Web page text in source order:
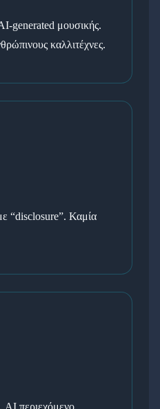
generated μουσικής.
καλλιτέχνες.
“disclosure”. Καμία
AI περιεχόμενο